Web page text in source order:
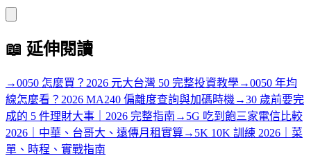
📖 延伸閱讀
→0050 怎麼買？2026 元大台灣 50 完整投資教學→0050 年均
線怎麼看？2026 MA240 偏離度查詢與加碼時機 →30 歲前要完
成的 5 件理財大事｜2026 完整指南 → 5G 吃到飽三家電信比較
2026｜中華、台哥大、遠傳月租實算→ 5K 10K 訓練 2026｜菜
單、時程、實戰指南